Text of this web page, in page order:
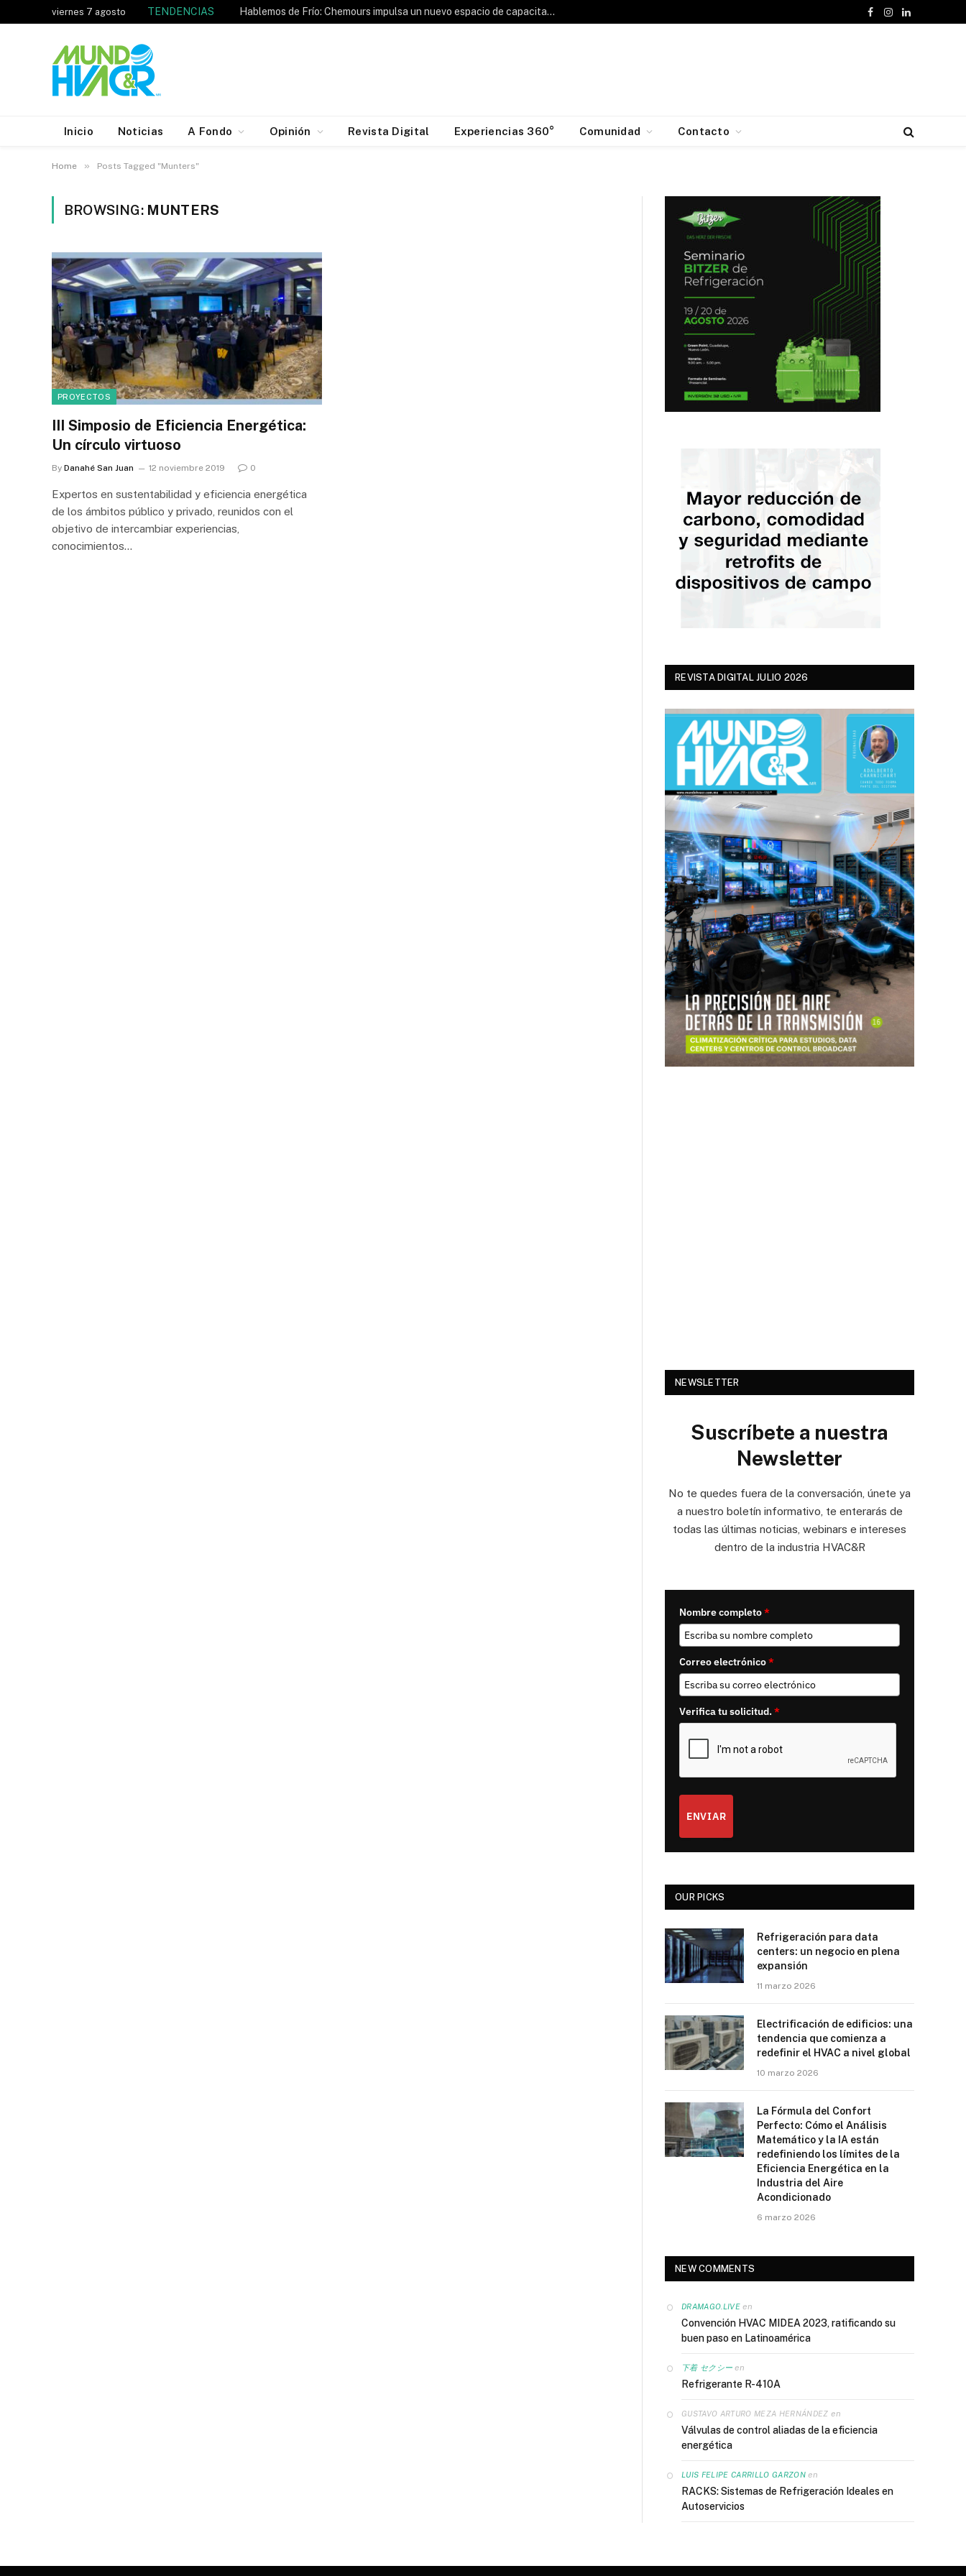
viernes 7 agosto TENDENCIAS Hablemos de Frío: Chemours impulsa un nuevo espacio de capacitación para la industria HVAC&R
Facebook
Instagram
LinkedIn
Inicio Noticias A Fondo Opinión Revista Digital Experiencias 360° Comunidad Contacto
Home » Posts Tagged "Munters"
BROWSING: MUNTERS
PROYECTOS
III Simposio de Eficiencia Energética:
Un círculo virtuoso
By Danahé San Juan 12 noviembre 2019 0
Expertos en sustentabilidad y eficiencia energética
de los ámbitos público y privado, reunidos con el
objetivo de intercambiar experiencias,
conocimientos…
REVISTA DIGITAL JULIO 2026
NEWSLETTER
Suscríbete a nuestra
Newsletter
No te quedes fuera de la conversación, únete ya
a nuestro boletín informativo, te enterarás de
todas las últimas noticias, webinars e intereses
dentro de la industria HVAC&R
Nombre completo*
Correo electrónico*
Verifica tu solicitud.*
ENVIAR
OUR PICKS
Refrigeración para data
centers: un negocio en plena
expansión
11 marzo 2026
Electrificación de edificios: una
tendencia que comienza a
redefinir el HVAC a nivel global
10 marzo 2026
La Fórmula del Confort
Perfecto: Cómo el Análisis
Matemático y la IA están
redefiniendo los límites de la
Eficiencia Energética en la
Industria del Aire
Acondicionado
6 marzo 2026
NEW COMMENTS
DRAMAGO.LIVEen
Convención HVAC MIDEA 2023, ratificando su
buen paso en Latinoamérica
下着 セクシー en
Refrigerante R-410A
GUSTAVO ARTURO MEZA HERNÁNDEZ en
Válvulas de control aliadas de la eficiencia
energética
LUIS FELIPE CARRILLO GARZONen
RACKS: Sistemas de Refrigeración Ideales en
Autoservicios